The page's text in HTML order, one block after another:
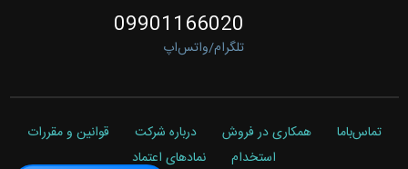
09901166020
تلگرام/واتس‌اپ
تماس‌باما همکاری در فروش درباره شرکت
قوانین و مقررات
استخدام
نمادهای اعتماد